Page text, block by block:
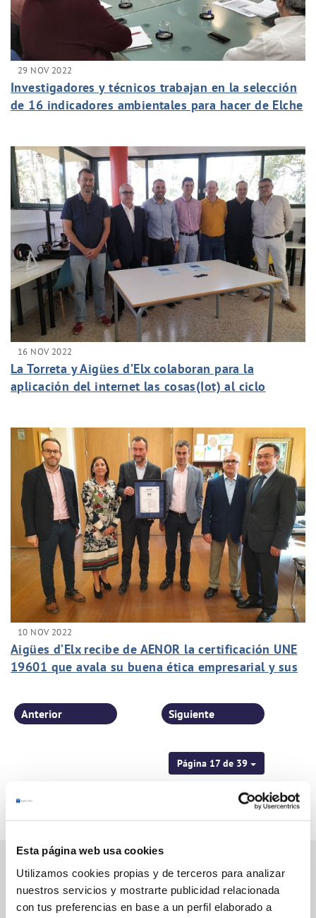
Esta página web usa cookies
Utilizamos cookies propias y de terceros para analizar
nuestros servicios y mostrarte publicidad relacionada
con tus preferencias en base a un perfil elaborado a
29 NOV 2022
Investigadores y técnicos trabajan en la selección
de 16 indicadores ambientales para hacer de Elche
16 NOV 2022
La Torreta y Aigües d’Elx colaboran para la
aplicación del internet las cosas(Iot) al ciclo
10 NOV 2022
Aigües d’Elx recibe de AENOR la certificación UNE
19601 que avala su buena ética empresarial y sus
Página 17 de 39
Anterior Siguiente
Gestiones Online